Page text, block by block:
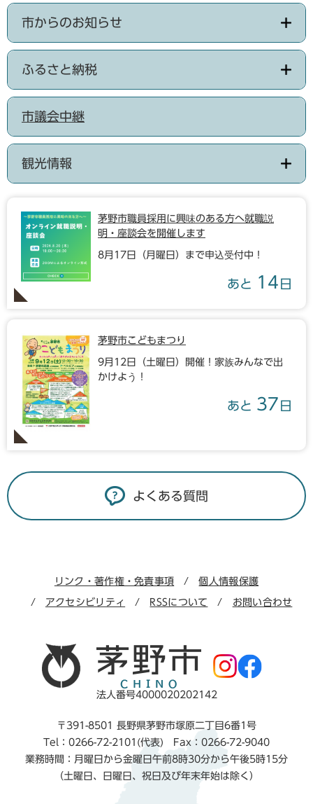
市からのお知らせ
ふるさと納税
市議会中継
観光情報
茅野市職員採用に興味のある方へ就職説
明・座談会を開催します
8月17日（月曜日）まで申込受付中！
あと 14 日
茅野市こどもまつり
9月12日（土曜日）開催！家族みんなで出
かけよう！
あと 37 日
よくある質問
リンク・著作権・免責事項 個人情報保護
アクセシビリティ RSSについて お問い合わせ
法人番号4000020202142
〒391-8501 長野県茅野市塚原二丁目6番1号
Tel：0266-72-2101(代表) Fax：0266-72-9040
業務時間：月曜日から金曜日午前8時30分から午後5時15分
（土曜日、日曜日、祝日及び年末年始は除く）